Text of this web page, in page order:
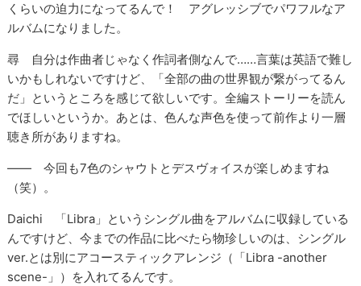
くらいの迫力になってるんで！ アグレッシブでパワフルなア
ルバムになりました。
尋 自分は作曲者じゃなく作詞者側なんで……言葉は英語で難し
いかもしれないですけど、「全部の曲の世界観が繋がってるん
だ」というところを感じて欲しいです。全編ストーリーを読ん
でほしいというか。あとは、色んな声色を使って前作より一層
聴き所がありますね。
―― 今回も7色のシャウトとデスヴォイスが楽しめますね
（笑）。
Daichi 「Libra」というシングル曲をアルバムに収録している
んですけど、今までの作品に比べたら物珍しいのは、シングル
ver.とは別にアコースティックアレンジ（「Libra -another
scene-」）を入れてるんです。